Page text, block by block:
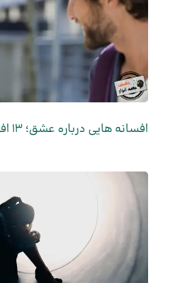
افسانه هایی درباره عشق؛ 13 افسانه رایج